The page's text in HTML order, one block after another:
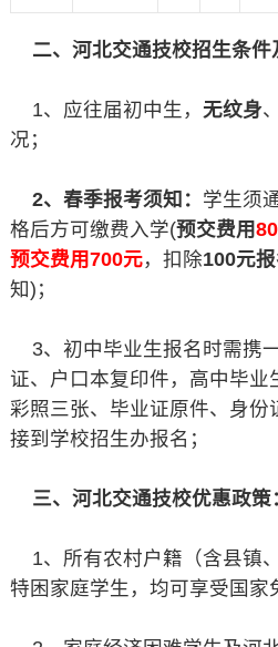
二、河北交通技校招生条件
1、应往届初中生， 无纹身
况；
2、春季报考须知： 学生须
格后方可缴费入学(预交费用
预交费用700元，扣除100元
知)；
3、初中毕业生报名时需携
证、户口本复印件，高中毕业
彩照三张、毕业证原件、身份
接到学校招生办报名；
三、河北交通技校优惠政策
1、所有农村户籍（含县镇
特困家庭学生，均可享受国家